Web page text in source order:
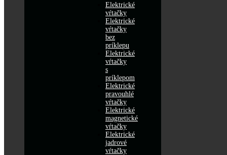
Elektrické
vŕtačky
Elektrické
vŕtačky
bez
príklepu
Elektrické
vŕtačky
s
príklepom
Elektrické
pravouhlé
vŕtačky
Elektrické
magnetické
vŕtačky
Elektrické
jadrové
vŕtačky